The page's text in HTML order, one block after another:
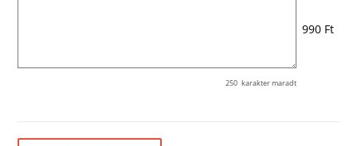
250 karakter maradt
990 Ft